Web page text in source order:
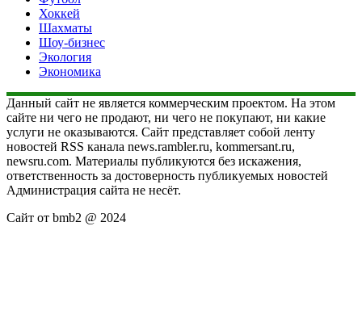
Хоккей
Шахматы
Шоу-бизнес
Экология
Экономика
Данный сайт не является коммерческим проектом. На этом
сайте ни чего не продают, ни чего не покупают, ни какие
услуги не оказываются. Сайт представляет собой ленту
новостей RSS канала news.rambler.ru, kommersant.ru,
newsru.com. Материалы публикуются без искажения,
ответственность за достоверность публикуемых новостей
Администрация сайта не несёт.
Сайт от bmb2 @ 2024